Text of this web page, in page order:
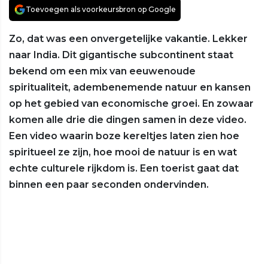
Toevoegen als voorkeursbron op Google
Zo, dat was een onvergetelijke vakantie. Lekker
naar India. Dit gigantische subcontinent staat
bekend om een mix van eeuwenoude
spiritualiteit, adembenemende natuur en kansen
op het gebied van economische groei. En zowaar
komen alle drie die dingen samen in deze video.
Een video waarin boze kereltjes laten zien hoe
spiritueel ze zijn, hoe mooi de natuur is en wat
echte culturele rijkdom is. Een toerist gaat dat
binnen een paar seconden ondervinden.